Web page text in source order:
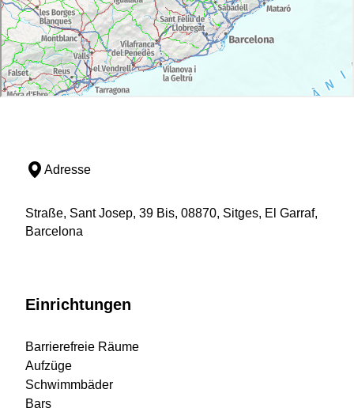
Adresse
Straße, Sant Josep, 39 Bis, 08870, Sitges, El Garraf,
Barcelona
Einrichtungen
Barrierefreie Räume
Aufzüge
Schwimmbäder
Bars